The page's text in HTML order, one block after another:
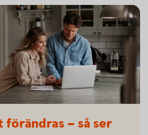
förändras – så ser